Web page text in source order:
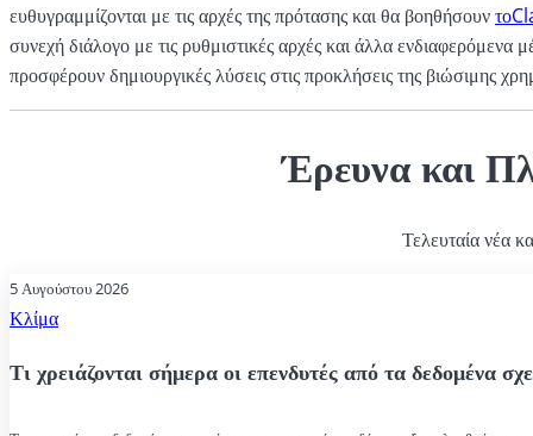
ευθυγραμμίζονται με τις αρχές της πρότασης και θα βοηθήσουν
συνεχή διάλογο με τις ρυθμιστικές αρχές και άλλα ενδιαφερόμενα
προσφέρουν δημιουργικές λύσεις στις προκλήσεις της βιώσιμης
Έρευνα και
Τελευταία νέα
5 Αυγούστου 2026
Κλίμα
Τι χρειάζονται σήμερα οι επενδυτές από τα δεδομένα